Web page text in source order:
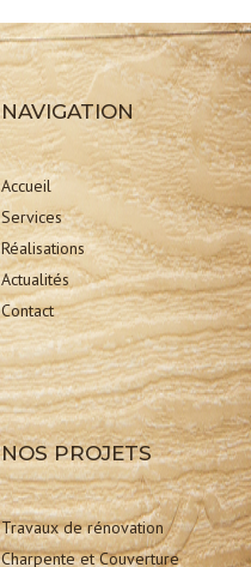
NAVIGATION
Accueil
Services
Réalisations
Actualités
Contact
NOS PROJETS
Travaux de rénovation
Charpente et Couverture